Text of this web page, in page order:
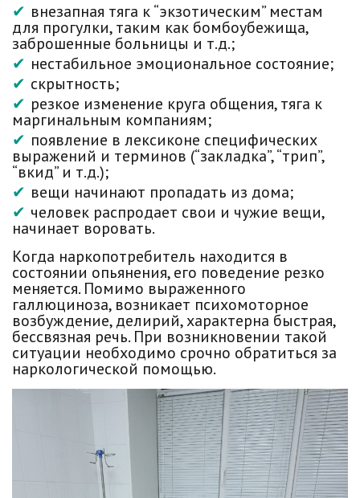
внезапная тяга к “экзотическим” местам
для прогулки, таким как бомбоубежища,
заброшенные больницы и т.д.;
нестабильное эмоциональное состояние;
скрытность;
резкое изменение круга общения, тяга к
маргинальным компаниям;
появление в лексиконе специфических
выражений и терминов (“закладка”, “трип”,
“вкид” и т.д.);
вещи начинают пропадать из дома;
человек распродает свои и чужие вещи,
начинает воровать.
Когда наркопотребитель находится в
состоянии опьянения, его поведение резко
меняется. Помимо выраженного
галлюциноза, возникает психомоторное
возбуждение, делирий, характерна быстрая,
бессвязная речь. При возникновении такой
ситуации необходимо срочно обратиться за
наркологической помощью.